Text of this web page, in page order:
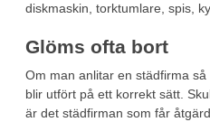
diskmaskin, torktumlare, spis,
Glöms ofta bort
Om man anlitar en städfirma
blir utfört på ett korrekt sätt.
är det städfirman som får